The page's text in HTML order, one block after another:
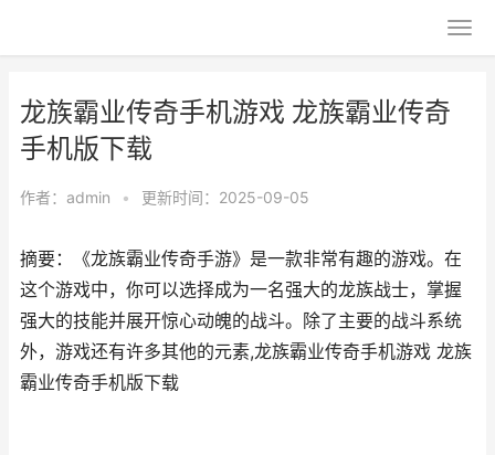
龙族霸业传奇手机游戏 龙族霸业传奇
手机版下载
作者： admin • 更新时间：2025-09-05
摘要：《龙族霸业传奇手游》是一款非常有趣的游戏。在
这个游戏中，你可以选择成为一名强大的龙族战士，掌握
强大的技能并展开惊心动魄的战斗。除了主要的战斗系统
外，游戏还有许多其他的元素,龙族霸业传奇手机游戏 龙族
霸业传奇手机版下载